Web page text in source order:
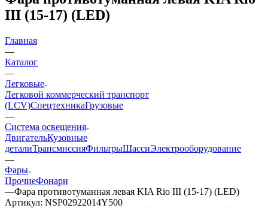
III (15-17) (LED)
Главная
—
Каталог
—
Легковые
Легковой коммерческий транспорт
(LCV)СпецтехникаГрузовые
—
Система освещения
ДвигательКузовные
деталиТрансмиссияФильтрыШассиЭлектрооборудование
—
Фары
ПрочиеФонари
—Фара противотуманная левая KIA Rio III (15-17) (LED)
Артикул: NSP02922014Y500